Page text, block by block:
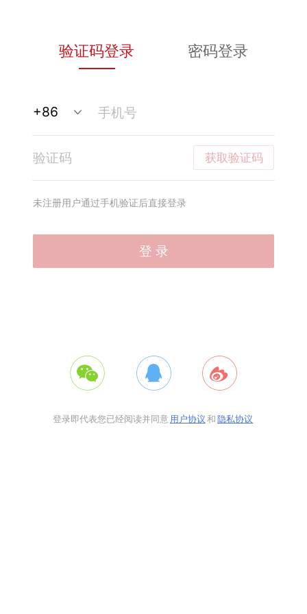
验证码登录 密码登录
获取验证码
未注册用户通过手机验证后直接登录
登 录
登录即代表您已经阅读并同意用户协议和隐私协议